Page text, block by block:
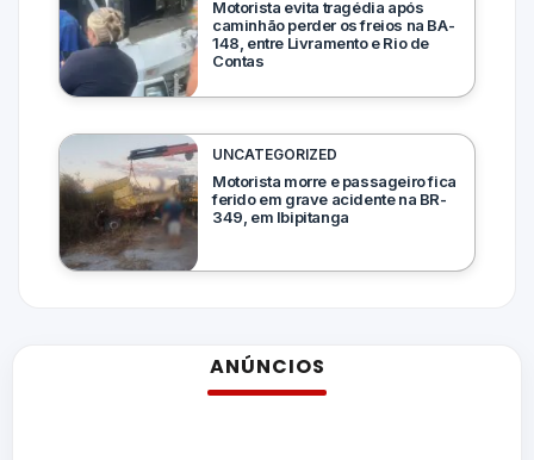
Motorista evita tragédia após
caminhão perder os freios na BA-
148, entre Livramento e Rio de
Contas
UNCATEGORIZED
Motorista morre e passageiro fica
ferido em grave acidente na BR-
349, em Ibipitanga
ANÚNCIOS